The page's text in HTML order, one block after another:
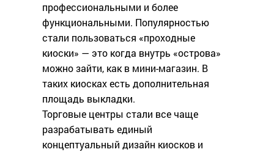
профессиональными и более
функциональными. Популярностью
стали пользоваться «проходные
киоски» — это когда внутрь «острова»
можно зайти, как в мини-магазин. В
таких киосках есть дополнительная
площадь выкладки.
Торговые центры стали все чаще
разрабатывать единый
концептуальный дизайн киосков и